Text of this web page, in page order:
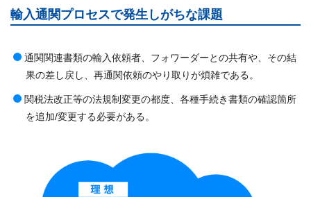
輸入通関プロセスで発生しがちな課題
通関関連書類の輸入依頼者、フォワーダーとの共有や、その結
果の差し戻し、再通関依頼のやり取りが煩雑である。
関税法改正等の法規制変更の都度、各種手続き書類の確認箇所
を追加/変更する必要がある。